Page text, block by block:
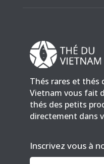
Thés rares et thés
Vietnam vous fait
thés des petits
directement dans
Inscrivez vous à